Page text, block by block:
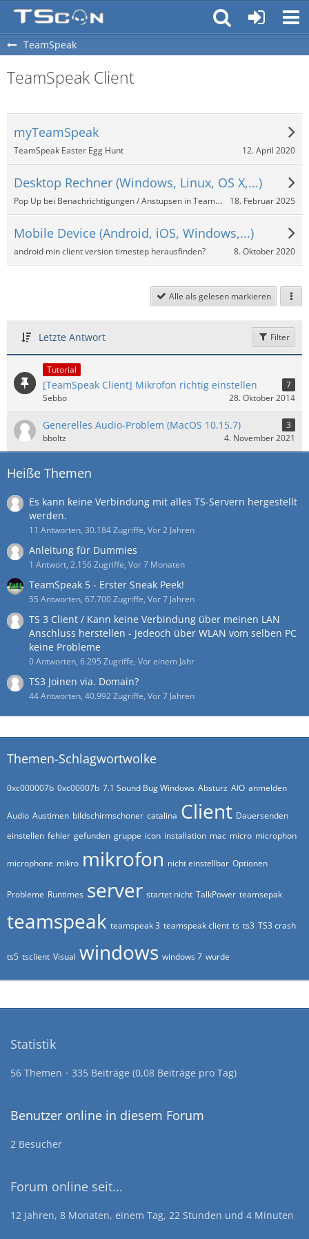
TeamSpeak
TeamSpeak Client
myTeamSpeak
TeamSpeak Easter Egg Hunt 12. April 2020
Desktop Rechner (Windows, Linux, OS X,...)
Pop Up bei Benachrichtigungen / Anstupsen in TeamSpeak 3? 18. Februar 2025
Mobile Device (Android, iOS, Windows,...)
android min client version timestep herausfinden? 8. Oktober 2020
Alle als gelesen markieren
Letzte Antwort Filter
Tutorial
[TeamSpeak Client] Mikrofon richtig einstellen
7
Sebbo
28. Oktober 2014
Generelles Audio-Problem (MacOS 10.15.7)
3
bboltz
4. November 2021
Heiße Themen
Es kann keine Verbindung mit alles TS-Servern hergestellt
werden.
11 Antworten, 30.184 Zugriffe, Vor 2 Jahren
Anleitung für Dummies
1 Antwort, 2.156 Zugriffe, Vor 7 Monaten
TeamSpeak 5 - Erster Sneak Peek!
55 Antworten, 67.700 Zugriffe, Vor 7 Jahren
TS 3 Client / Kann keine Verbindung über meinen LAN
Anschluss herstellen - Jedeoch über WLAN vom selben PC
keine Probleme
0 Antworten, 6.295 Zugriffe, Vor einem Jahr
TS3 Joinen via. Domain?
44 Antworten, 40.992 Zugriffe, Vor 7 Jahren
Themen-Schlagwortwolke
0xc000007b 0xc00007b 7.1 Sound Bug Windows Absturz AIO anmelden
Audio Austimen bildschirmschoner catalina Client Dauersenden
einstellen fehler gefunden gruppe icon installation mac micro microphon
microphone mikro mikrofon nicht einstellbar Optionen
Probleme Runtimes server startet nicht TalkPower teamsepak
teamspeak teamspeak 3 teamspeak client ts ts3 TS3 crash
ts5 tsclient Visual windows windows 7 wurde
Statistik
56 Themen 335 Beiträge (0,08 Beiträge pro Tag)
Benutzer online in diesem Forum
2 Besucher
Forum online seit...
12 Jahren, 8 Monaten, einem Tag, 22 Stunden und 4 Minuten